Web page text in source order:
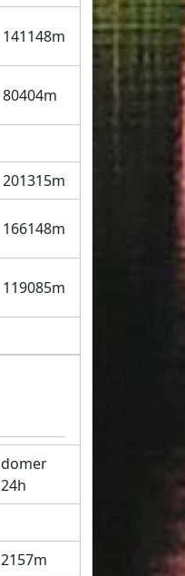
141148m
80404m
201315m
166148m
119085m
domer
24h
2157m